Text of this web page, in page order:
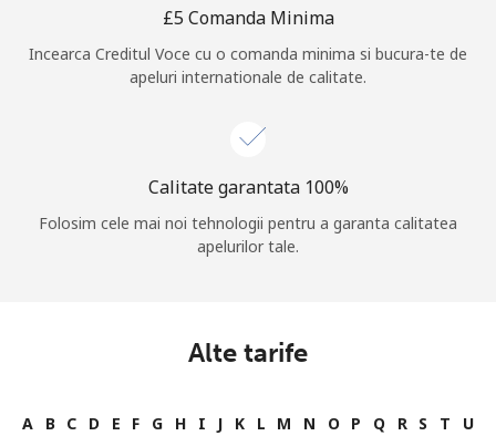
⁦£5⁩ Comanda Minima
Incearca Creditul Voce cu o comanda minima si bucura-te de
apeluri internationale de calitate.
Calitate garantata 100%
Folosim cele mai noi tehnologii pentru a garanta calitatea
apelurilor tale.
Alte tarife
A B C D E F G H I J K L M N O P Q R S T
U